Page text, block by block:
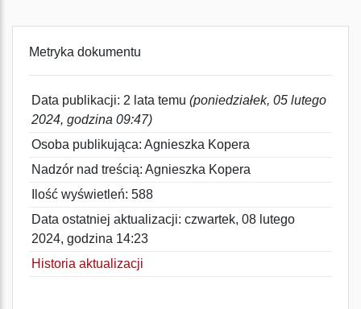
Metryka dokumentu
Data publikacji: 2 lata temu (poniedziałek, 05 lutego
2024, godzina 09:47)
Osoba publikująca: Agnieszka Kopera
Nadzór nad treścią: Agnieszka Kopera
Ilość wyświetleń: 588
Data ostatniej aktualizacji: czwartek, 08 lutego
2024, godzina 14:23
Historia aktualizacji